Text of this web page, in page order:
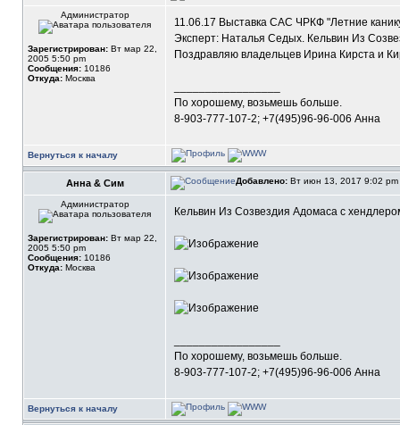
Администратор
Зарегистрирован: Вт мар 22,
2005 5:50 pm
Сообщения: 10186
Откуда: Москва
11.06.17 Выставка САС ЧРКФ "Летние
Эксперт: Наталья Седых. Кельвин Из
Поздравляю владельцев Ирина Кирста и
По хорошему, возьмешь больше.
8-903-777-107-2; +7(495)96-96-006 Анна
Вернуться к началу
Анна & Сим Добавлено: Вт июн 13, 2017 9:02 pm
Администратор
Зарегистрирован: Вт мар 22,
2005 5:50 pm
Сообщения: 10186
Откуда: Москва
Кельвин Из Созвездия Адомаса с
По хорошему, возьмешь больше.
8-903-777-107-2; +7(495)96-96-006 Анна
Вернуться к началу